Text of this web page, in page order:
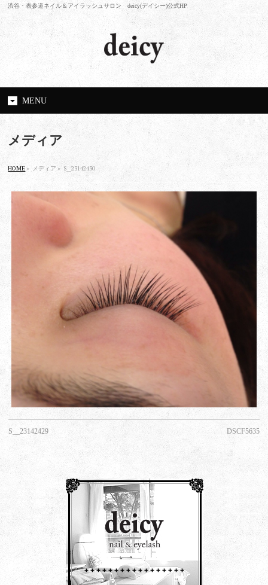
渋谷・表参道ネイル＆アイラッシュサロン deicy(デイシー)公式HP
MENU
メディア
HOME » メディア » S__23142430
S__23142429 DSCF5635